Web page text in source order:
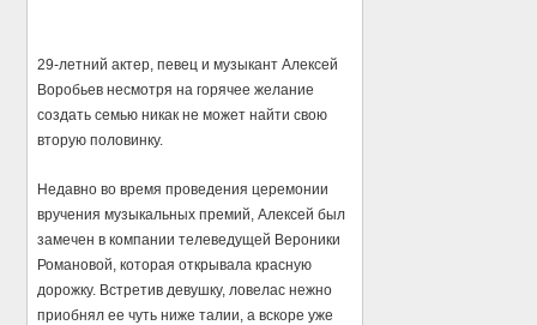
29-летний актер, певец и музыкант Алексей
Воробьев несмотря на горячее желание
создать семью никак не может найти свою
вторую половинку.
Недавно во время проведения церемонии
вручения музыкальных премий, Алексей был
замечен в компании телеведущей Вероники
Романовой, которая открывала красную
дорожку. Встретив девушку, ловелас нежно
приобнял ее чуть ниже талии, а вскоре уже